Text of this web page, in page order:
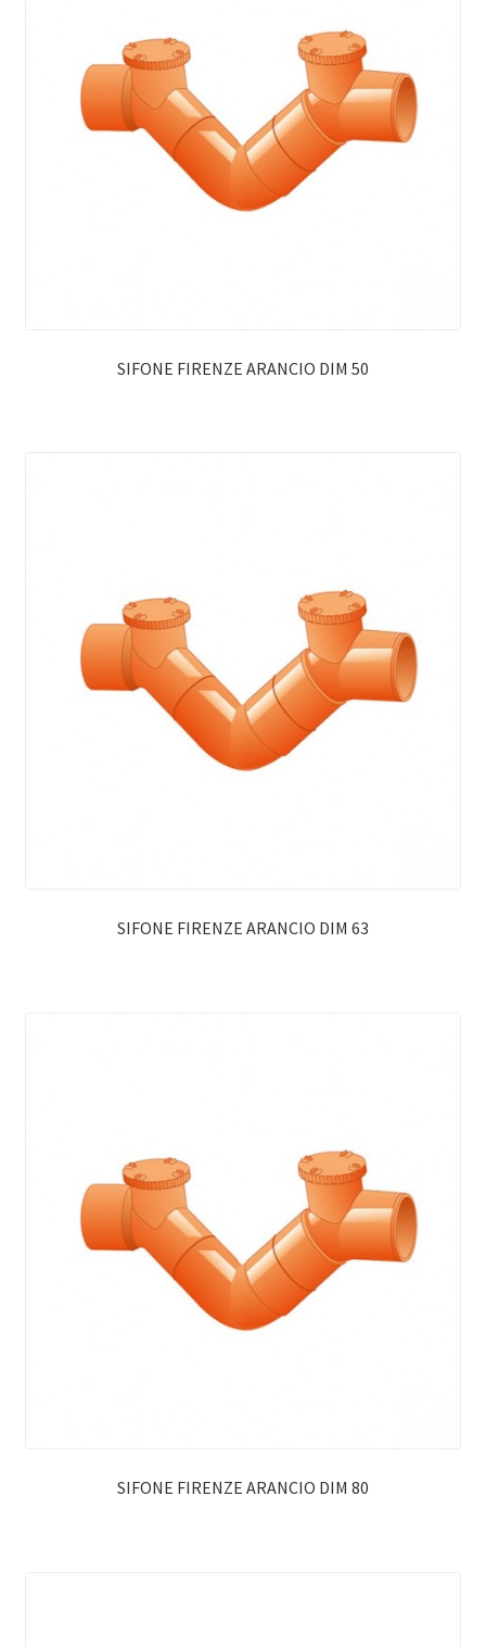
SIFONE FIRENZE ARANCIO DIM 50
SIFONE FIRENZE ARANCIO DIM 63
SIFONE FIRENZE ARANCIO DIM 80